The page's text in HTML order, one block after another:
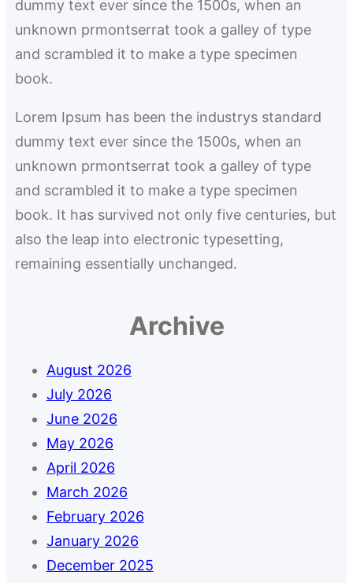
h
dummy text ever since the 1500s, when an
unknown prmontserrat took a galley of type
and scrambled it to make a type specimen
book.
Lorem Ipsum has been the industrys standard
dummy text ever since the 1500s, when an
unknown prmontserrat took a galley of type
and scrambled it to make a type specimen
book. It has survived not only five centuries, but
also the leap into electronic typesetting,
remaining essentially unchanged.
Archive
August 2026
July 2026
June 2026
May 2026
April 2026
March 2026
February 2026
January 2026
December 2025